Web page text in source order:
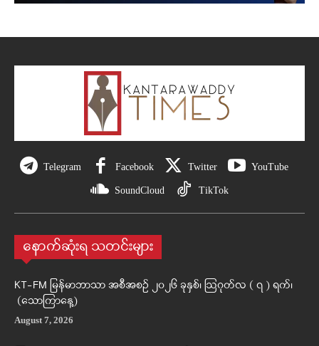
Telegram Facebook Twitter YouTube
SoundCloud TikTok
နောက်ဆုံးရ သတင်းများ
KT-FM မြန်မာဘာသာ အစီအစဉ် ၂၀၂၆ ခုနှစ်၊ ဩဂုတ်လ ( ၇ ) ရက်၊
(သောကြာနေ့)
August 7, 2026